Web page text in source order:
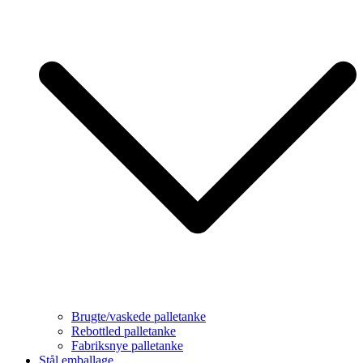
Brugte/vaskede palletanke
Rebottled palletanke
Fabriksnye palletanke
Stål emballage